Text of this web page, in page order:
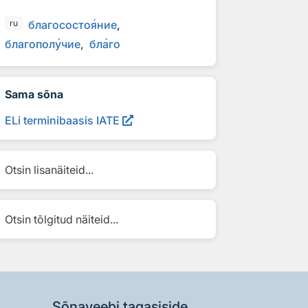
ru благосостояние
благополучие благо
Sama sõna
ELi terminibaasis IATE
Otsin lisanäiteid...
Otsin tõlgitud näiteid...